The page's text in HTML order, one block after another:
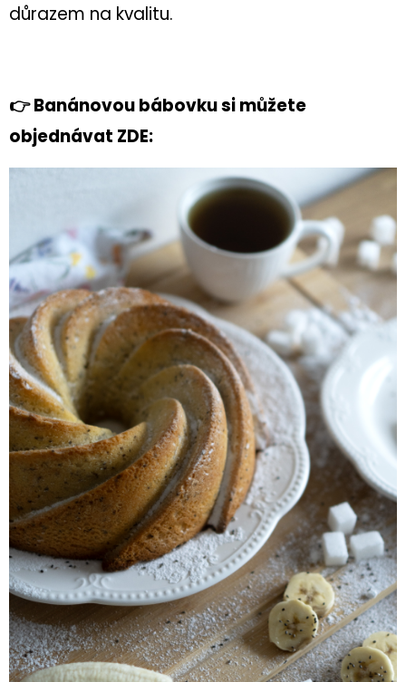
důrazem na kvalitu.
👉 Banánovou bábovku si můžete
objednávat ZDE: